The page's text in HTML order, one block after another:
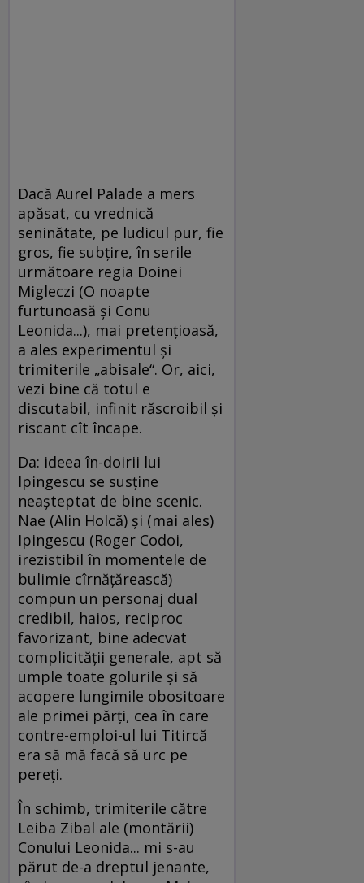
Dacă Aurel Palade a mers
apăsat, cu vrednică
seninătate, pe ludicul pur, fie
gros, fie subţire, în serile
următoare regia Doinei
Migleczi (O noapte
furtunoasă şi Conu
Leonida...), mai pretenţioasă,
a ales experimentul şi
trimiterile „abisale“. Or, aici,
vezi bine că totul e
discutabil, infinit răscroibil şi
riscant cît încape.
Da: ideea în-doirii lui
Ipingescu se susţine
neaşteptat de bine scenic.
Nae (Alin Holcă) şi (mai ales)
Ipingescu (Roger Codoi,
irezistibil în momentele de
bulimie cîrnăţărească)
compun un personaj dual
credibil, haios, reciproc
favorizant, bine adecvat
complicităţii generale, apt să
umple toate golurile şi să
acopere lungimile obositoare
ale primei părţi, cea în care
contre-emploi-ul lui Titircă
era să mă facă să urc pe
pereţi.
În schimb, trimiterile către
Leiba Zibal ale (montării)
Conului Leonida... mi s-au
părut de-a dreptul jenante,